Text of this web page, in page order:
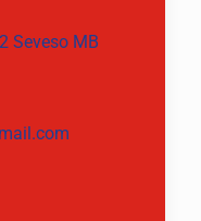
Seveso MB